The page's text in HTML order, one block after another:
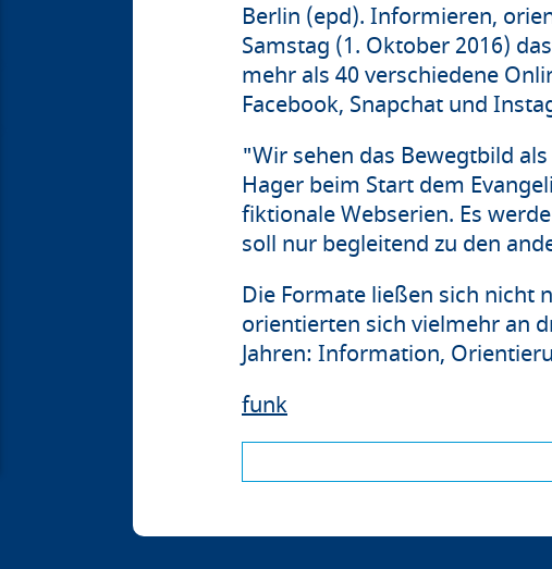
Berlin (epd). Informieren,
Samstag (1. Oktober 2016)
mehr als 40 verschiedene
Facebook, Snapchat und
"Wir sehen das Bewegtbild
Hager beim Start dem
fiktionale Webserien. Es
soll nur begleitend zu den
Die Formate ließen sich nicht
orientierten sich vielmehr an
Jahren: Information,
funk